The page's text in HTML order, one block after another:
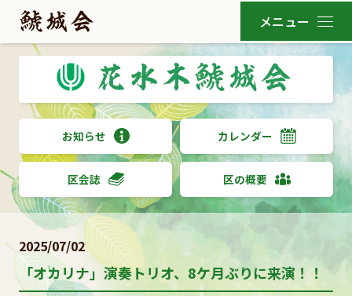
お知らせ カレンダー
区会誌 区の概要
2025/07/02
「オカリナ」演奏トリオ、8ケ月ぶりに来演！！